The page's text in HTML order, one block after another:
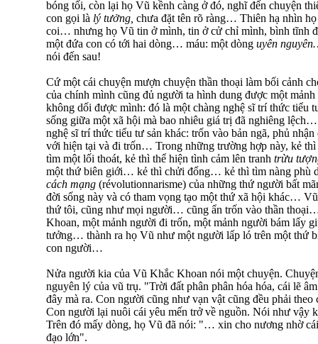
bóng tối, còn lại họ Vũ kềnh càng ở đó, nghĩ đến chuyện
con gọi là lý tưởng, chưa đặt tên rõ ràng… Thiên hạ nhìn
coi… nhưng họ Vũ tin ở mình, tin ở cử chỉ mình, bình tĩnh
một đứa con có tới hai dòng… máu: một dòng uyên
nói đến sau!
Cứ một cái chuyện mượn chuyện thần thoại làm bối cảnh
của chính mình cũng đủ người ta hình dung được một
không dối được mình: đó là một chàng nghệ sĩ trí thức tiểu
sống giữa một xã hội mà bao nhiêu giá trị đã nghiêng
nghệ sĩ trí thức tiểu tư sản khác: trốn vào bản ngã, phủ
với hiện tại và đi trốn… Trong những trường hợp này, kẻ
tìm một lối thoát, kẻ thì thể hiện tình cảm lên tranh trừu
một thứ biên giới… kẻ thì chửi đổng… kẻ thì tìm nàng phù
cách mạng (révolutionnarisme) của những thứ người bất
đời sống này và có tham vọng tạo một thứ xã hội khác…
thứ tôi, cũng như mọi người… cũng ẩn trốn vào thần
Khoan, một mảnh người đi trốn, một mảnh người bám lấy
tưởng… thành ra họ Vũ như một người lấp ló trên một thứ
con người…
Nửa người kia của Vũ Khắc Khoan nói một chuyện.
nguyên lý của vũ trụ. "Trời đất phân phân hóa hóa, cái lẽ
đây mà ra. Con người cũng như vạn vật cũng đều phải
Con người lại nuôi cái yêu mến trở về nguồn. Nói như vậy
Trên đó mấy dòng, họ Vũ đã nói: "… xin cho nương nhờ
đạo lớn".